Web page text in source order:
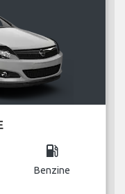
local_gas_station
Benzine